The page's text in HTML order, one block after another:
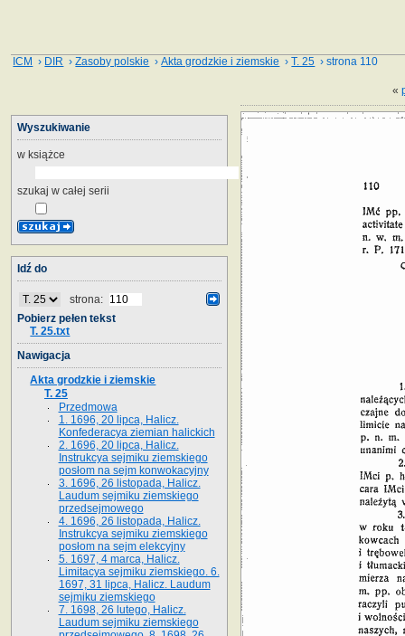
ICM › DIR ›Zasoby polskie ›Akta grodzkie i ziemskie ›T. 25 › strona 110
«
Wyszukiwanie
w książce
szukaj w całej serii
Idź do
strona:
Pobierz pełen tekst
T. 25.txt
Nawigacja
Akta grodzkie i ziemskie
T. 25
Przedmowa
1. 1696, 20 lipca, Halicz.
Konfederacya ziemian halickich
2. 1696, 20 lipca, Halicz.
Instrukcya sejmiku ziemskiego
posłom na sejm konwokacyjny
3. 1696, 26 listopada, Halicz.
Laudum sejmiku ziemskiego
przedsejmowego
4. 1696, 26 listopada, Halicz.
Instrukcya sejmiku ziemskiego
posłom na sejm elekcyjny
5. 1697, 4 marca, Halicz.
Limitacya sejmiku ziemskiego. 6.
1697, 31 lipca, Halicz. Laudum
sejmiku ziemskiego
7. 1698, 26 lutego, Halicz.
Laudum sejmiku ziemskiego